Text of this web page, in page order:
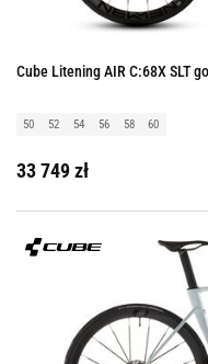
Cube Litening AIR C:68X SLT
50 52 54 56 58 60
33 749 zł